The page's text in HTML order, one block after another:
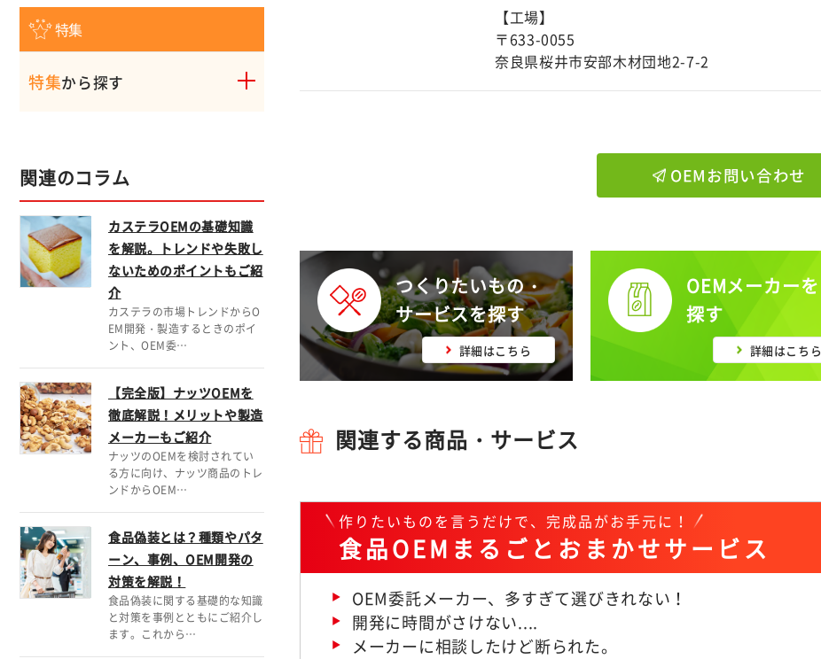
特集
特集から探す
関連のコラム
カステラOEMの基礎知識
を解説。トレンドや失敗し
ないためのポイントもご紹
介
カステラの市場トレンドからO
EM開発・製造するときのポイ
ント、OEM委…
【完全版】ナッツOEMを
徹底解説！メリットや製造
メーカーもご紹介
ナッツのOEMを検討されてい
る方に向け、ナッツ商品のトレ
ンドからOEM…
食品偽装とは？種類やパタ
ーン、事例、OEM開発の
対策を解説！
食品偽装に関する基礎的な知識
と対策を事例とともにご紹介し
ます。これから…
【工場】
〒633-0055
奈良県桜井市安部木材団地2-7-2
OEMお問い合わせ
つくりたいもの・
サービスを探す
詳細はこちら
OEMメーカーを
探す
詳細はこちら
関連する商品・サービス
作りたいものを言うだけで、完成品がお手元に！
食品OEMまるごとおまかせサービス
OEM委託メーカー、多すぎて選びきれない！
開発に時間がさけない....
メーカーに相談したけど断られた。